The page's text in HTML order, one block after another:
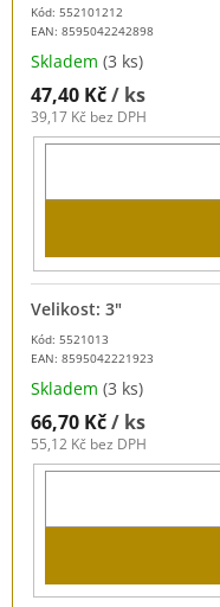
Kód: 552101212
EAN: 8595042242898
Skladem (3 ks)
47,40 Kč/ ks
39,17 Kč bez DPH
Kód: 5521013
EAN: 8595042221923
Velikost: 3"
Skladem (3 ks)
66,70 Kč/ ks
55,12 Kč bez DPH